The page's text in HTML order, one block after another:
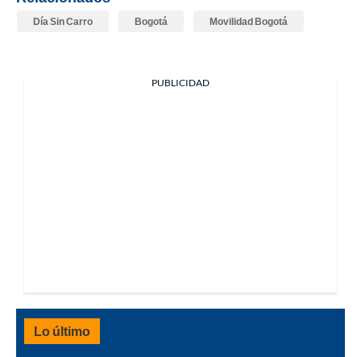
Día Sin Carro Bogotá Movilidad Bogotá
PUBLICIDAD
Lo último